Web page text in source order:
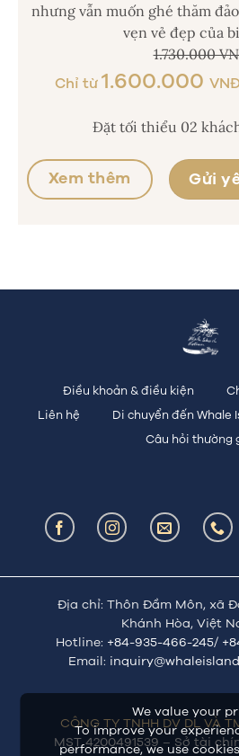
nhưng vẫn muốn ghé thăm
vẹn vẻ đẹp của
1.730.000
Chỉ từ 1.600.000
Đặt tối thiểu 02
Xem thêm Gửi
Điều khoản & điều kiện
Liên hệ
Di chuyển đến Whale
Câu hỏi thường
Địa chỉ: Thôn Đầm Môn, xã
Khánh Hòa, Việt
Hotline: +84-935-466-245/
Email:
CÔNG TY TNHH DV DL VÀ
MST 4200491539 – Sở tài
We value your
To improve your
performance, we use